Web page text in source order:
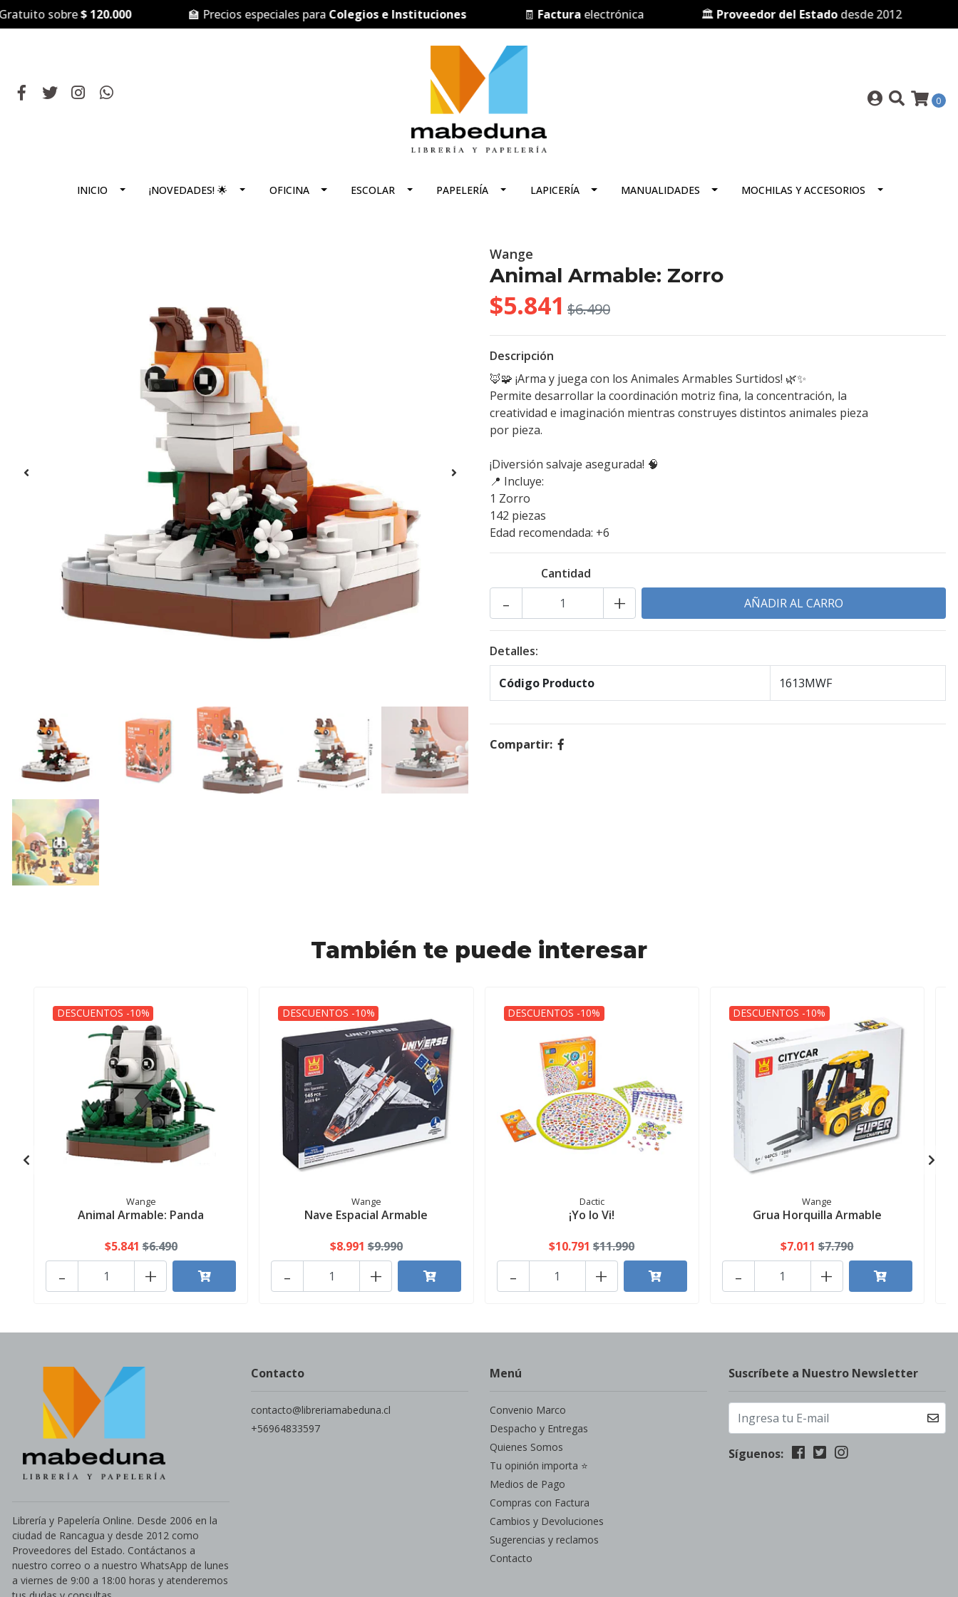
sobre$ 120.000 🏫 Precios especiales para Colegios e Instituciones Facturaelectrónica Proveedor del Estadodesde 2012
0
INICIO ¡NOVEDADES! 🌟 OFICINA ESCOLAR PAPELERÍA LAPICERÍA MANUALIDADES MOCHILAS Y ACCESORIOS
Wange
Animal Armable: Zorro
$5.841 $6.490
Descripción
🦊🧩 ¡Arma y juega con los Animales Armables Surtidos! 🌿✨
Permite desarrollar la coordinación motriz fina, la concentración, la
creatividad e imaginación mientras construyes distintos animales pieza
por pieza.
¡Diversión salvaje asegurada! 🧠
📍 Incluye:
1 Zorro
142 piezas
Edad recomendada: +6
Cantidad
+
-
Detalles:
Código Producto 1613MWF
Compartir:
También te puede interesar
DESCUENTOS -10%
Wange
Animal Armable: Panda
$5.841 $6.490
+
-
DESCUENTOS -10%
Wange
Nave Espacial Armable
$8.991 $9.990
+
-
DESCUENTOS -10%
Dactic
¡Yo lo Vi!
$10.791 $11.990
+
-
DESCUENTOS -10%
Wange
Grua Horquilla Armable
$7.011 $7.790
+
-
Librería y Papelería Online. Desde 2006 en la
ciudad de Rancagua y desde 2012 como
Proveedores del Estado. Contáctanos a
nuestro correo o a nuestro WhatsApp de lunes
a viernes de 9:00 a 18:00 horas y atenderemos
Contacto
contacto@libreriamabeduna.cl
+56964833597
Menú
Convenio Marco
Despacho y Entregas
Quienes Somos
Tu opinión importa ⭐
Medios de Pago
Compras con Factura
Cambios y Devoluciones
Sugerencias y reclamos
Contacto
Suscríbete a Nuestro Newsletter
Síguenos: